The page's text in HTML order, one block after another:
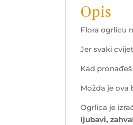
Opis
Flora ogrlicu
Jer svaki
Kad
Možda je ova
Ogrlica je
ljubavi,